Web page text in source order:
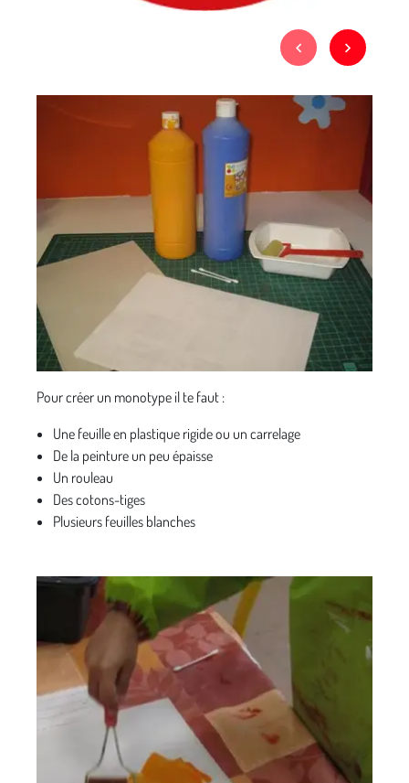
Pour créer un monotype il te faut :
Une feuille en plastique rigide ou un carrelage
De la peinture un peu épaisse
Un rouleau
Des cotons-tiges
Plusieurs feuilles blanches